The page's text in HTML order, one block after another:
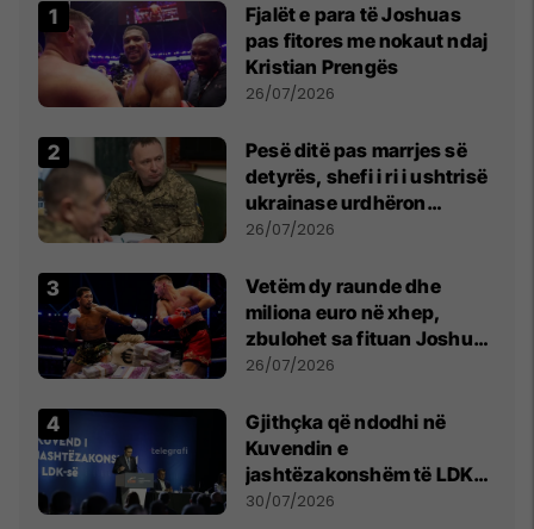
Fjalët e para të Joshuas
pas fitores me nokaut ndaj
Kristian Prengës
26/07/2026
Pesë ditë pas marrjes së
detyrës, shefi i ri i ushtrisë
ukrainase urdhëron
kontroll të madh
26/07/2026
Vetëm dy raunde dhe
miliona euro në xhep,
zbulohet sa fituan Joshua
e Prenga
26/07/2026
Gjithçka që ndodhi në
Kuvendin e
jashtëzakonshëm të LDK-
së
30/07/2026